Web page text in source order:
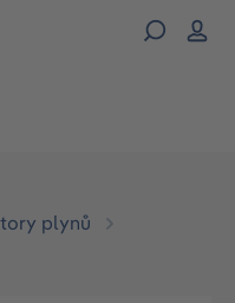
plynů